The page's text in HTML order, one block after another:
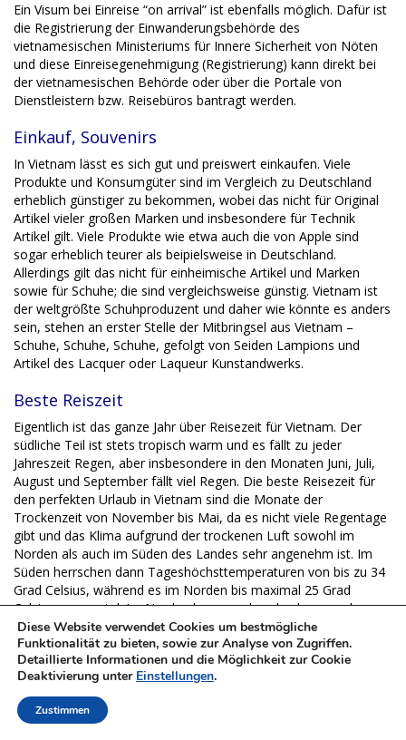
Ein Visum bei Einreise “on arrival” ist ebenfalls möglich. Dafür ist
die Registrierung der Einwanderungsbehörde des
vietnamesischen Ministeriums für Innere Sicherheit von Nöten
und diese Einreisegenehmigung (Registrierung) kann direkt bei
der vietnamesischen Behörde oder über die Portale von
Dienstleistern bzw. Reisebüros bantragt werden.
Einkauf, Souvenirs
In Vietnam lässt es sich gut und preiswert einkaufen. Viele
Produkte und Konsumgüter sind im Vergleich zu Deutschland
erheblich günstiger zu bekommen, wobei das nicht für Original
Artikel vieler großen Marken und insbesondere für Technik
Artikel gilt. Viele Produkte wie etwa auch die von Apple sind
sogar erheblich teurer als beipielsweise in Deutschland.
Allerdings gilt das nicht für einheimische Artikel und Marken
sowie für Schuhe; die sind vergleichsweise günstig. Vietnam ist
der weltgrößte Schuhproduzent und daher wie könnte es anders
sein, stehen an erster Stelle der Mitbringsel aus Vietnam –
Schuhe, Schuhe, Schuhe, gefolgt von Seiden Lampions und
Artikel des Lacquer oder Laqueur Kunstandwerks.
Beste Reiszeit
Eigentlich ist das ganze Jahr über Reisezeit für Vietnam. Der
südliche Teil ist stets tropisch warm und es fällt zu jeder
Jahreszeit Regen, aber insbesondere in den Monaten Juni, Juli,
August und September fällt viel Regen. Die beste Reisezeit für
den perfekten Urlaub in Vietnam sind die Monate der
Trockenzeit von November bis Mai, da es nicht viele Regentage
gibt und das Klima aufgrund der trockenen Luft sowohl im
Norden als auch im Süden des Landes sehr angenehm ist. Im
Süden herrschen dann Tageshöchsttemperaturen von bis zu 34
Grad Celsius, während es im Norden bis maximal 25 Grad
Celsius warm wird. Im Norden kann es aber durchaus auch nur
mal 10 Grad Tageshöchsttemperatur im Dezember, Januar oder
Februar haben und in der Bergregion rund um Sa Pa in dieser
Jahreszeit zu nächtlichem Bodenfrost kommen.
Trip geplant und Koffer, wichtige Reise
Diese Website verwendet Cookies um bestmögliche
Funktionalität zu bieten, sowie zur Analyse von Zugriffen.
Detaillierte Informationen und die Möglichkeit zur Cookie
Deaktivierung unter Einstellungen.
Zustimmen